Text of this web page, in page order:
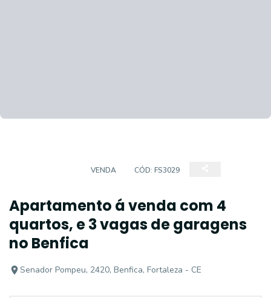
VENDA CÓD: FS3029
Apartamento á venda com 4
quartos, e 3 vagas de garagens
no Benfica
Senador Pompeu, 2420, Benfica, Fortaleza - CE